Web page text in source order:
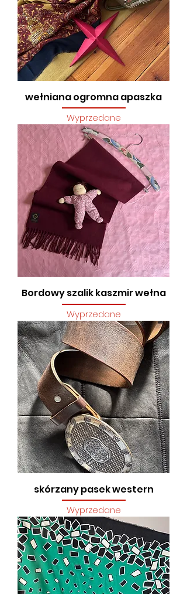
wełniana ogromna apaszka
Wyprzedane
Bordowy szalik kaszmir wełna
Wyprzedane
skórzany pasek western
Wyprzedane